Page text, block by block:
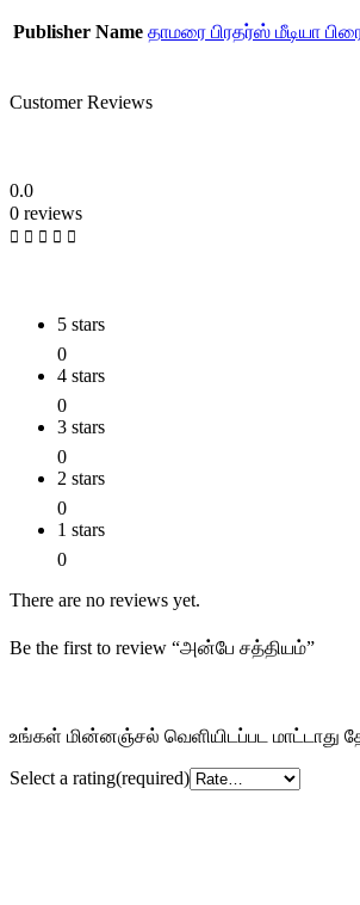
Publisher Name தாமரை பிரதர்ஸ் மீடியா
Customer Reviews
0.0
0 reviews
5 stars
0
4 stars
0
3 stars
0
2 stars
0
1 stars
0
There are no reviews yet.
Be the first to review “அன்பே சத்தியம்”
உங்கள் மின்னஞ்சல் வெளியிடப்பட மாட்டாது
Select a rating(required)